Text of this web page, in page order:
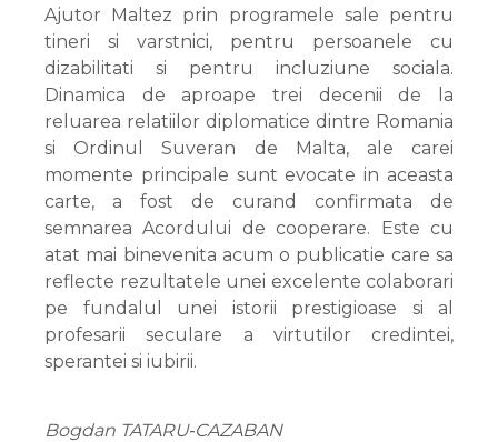
Ajutor Maltez prin programele sale pentru
tineri si varstnici, pentru persoanele cu
dizabilitati si pentru incluziune sociala.
Dinamica de aproape trei decenii de la
reluarea relatiilor diplomatice dintre Romania
si Ordinul Suveran de Malta, ale carei
momente principale sunt evocate in aceasta
carte, a fost de curand confirmata de
semnarea Acordului de cooperare. Este cu
atat mai binevenita acum o publicatie care sa
reflecte rezultatele unei excelente colaborari
pe fundalul unei istorii prestigioase si al
profesarii seculare a virtutilor credintei,
sperantei si iubirii.
Bogdan TATARU‑CAZABAN